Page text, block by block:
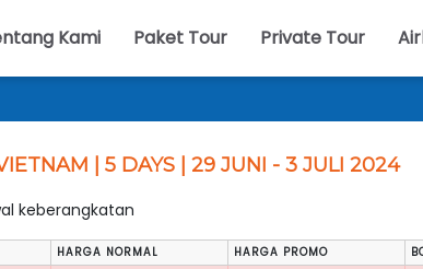
Kami Paket Tour Private Tour
| 5 DAYS | 29 JUNI - 3 JULI 2024
keberangkatan
HARGA NORMAL HARGA PROMO